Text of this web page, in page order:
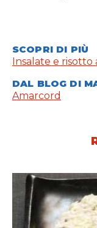
SCOPRI DI PIÙ
Insalate e risotto
DAL BLOG DI
Amarcord